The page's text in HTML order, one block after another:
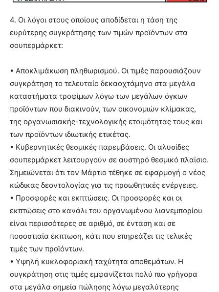
4. Οι λόγοι στους οποίους αποδίδεται η τάση της
ευρύτερης συγκράτησης των τιμών προϊόντων στα
σουπερμάρκετ:
• Αποκλιμάκωση πληθωρισμού. Οι τιμές παρουσιάζουν
συγκράτηση το τελευταίο δεκαοχτάμηνο στα μεγάλα
καταστήματα τροφίμων λόγω των μεγάλων όγκων
προϊόντων που διακινούν, των οικονομιών κλίμακας,
της οργανωσιακής-τεχνολογικής ετοιμότητας τους και
των προϊόντων ιδιωτικής ετικέτας.
• Κυβερνητικές θεσμικές παρεμβάσεις. Οι αλυσίδες
σουπερμάρκετ λειτουργούν σε αυστηρό θεσμικό πλαίσιο.
Σημειώνεται ότι τον Μάρτιο τέθηκε σε εφαρμογή ο νέος
κώδικας δεοντολογίας για τις προωθητικές ενέργειες.
• Προσφορές και εκπτώσεις. Οι προσφορές και οι
εκπτώσεις στο κανάλι του οργανωμένου λιανεμπορίου
είναι περισσότερες σε αριθμό, σε ένταση και σε
ποσοστιαία έκπτωση, κάτι που επηρεάζει τις τελικές
τιμές των προϊόντων.
• Υψηλή κυκλοφοριακή ταχύτητα αποθεμάτων. Η
συγκράτηση στις τιμές εμφανίζεται πολύ πιο γρήγορα
στα μεγάλα σημεία πώλησης λόγω μεγαλύτερης